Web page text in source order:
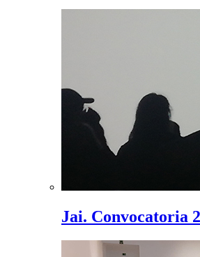
Jai. Convocatoria